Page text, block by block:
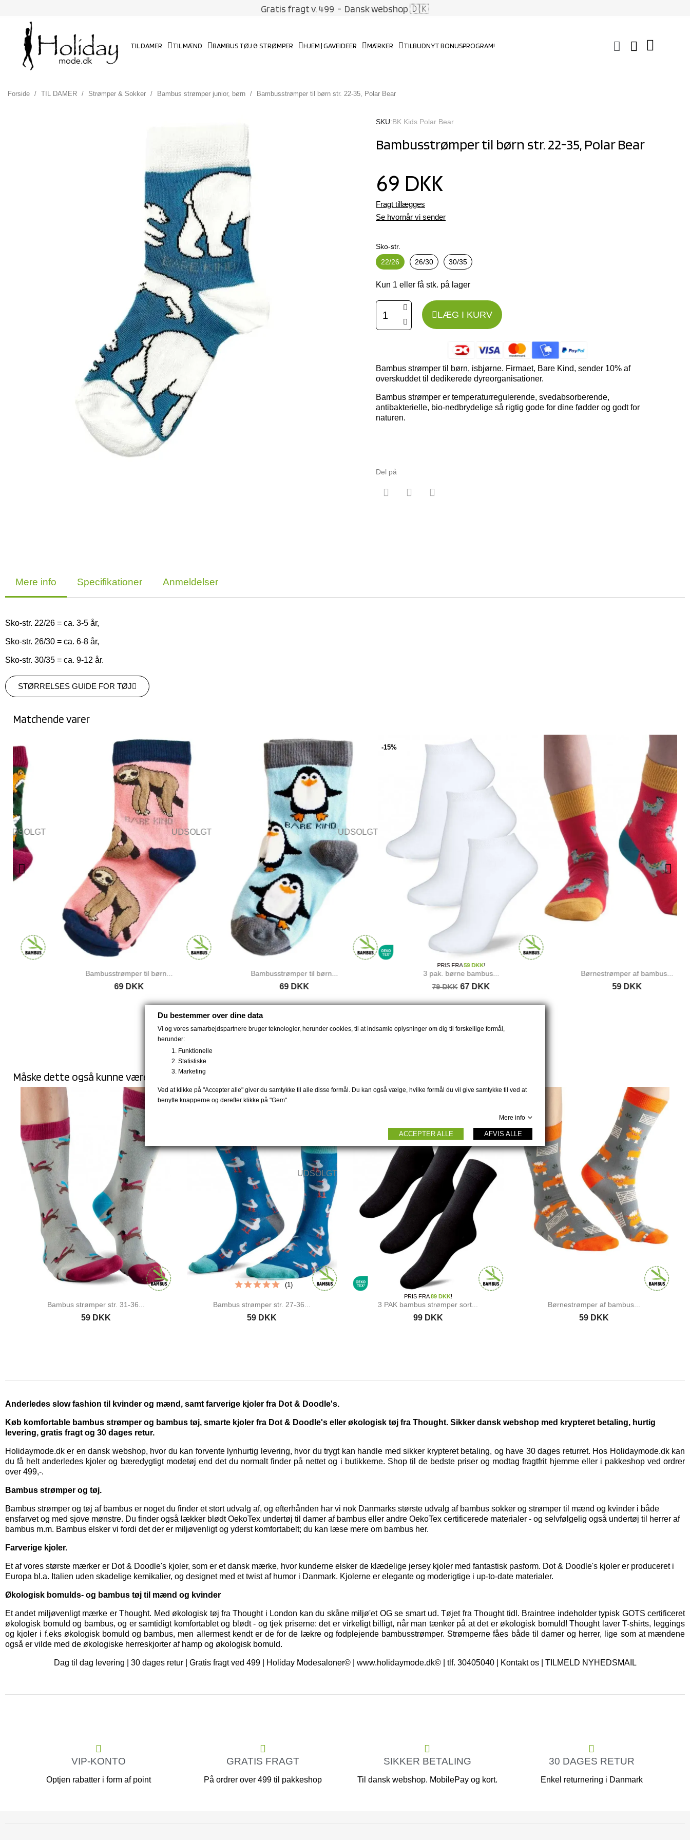
Gratis fragt v. 499 - Dansk webshop 🇩🇰
TIL DAMER TIL MÆND BAMBUS TØJ & STRØMPER HJEM | GAVEIDEER MÆRKER TILBUDNYT BONUSPROGRAM!
Forside TIL DAMER Strømper & Sokker Bambus strømper junior, børn Bambusstrømper til børn str. 22-35, Polar Bear
SKU BK Kids Polar Bear
Bambusstrømper til børn str. 22-35, Polar Bear
69 DKK
Fragt tillægges
Se hvornår vi sender
Sko-str.
22/26
26/30 30/35
Kun 1 eller få stk. på lager
LÆG I KURV
Bambus strømper til børn, isbjørne. Firmaet, Bare Kind, sender 10% af
overskuddet til dedikerede dyreorganisationer.
Bambus strømper er temperaturregulerende, svedabsorberende,
antibakterielle, bio-nedbrydelige så rigtig gode for dine fødder og godt for
naturen.
Del på
Mere info Specifikationer Anmeldelser
Sko-str. 22/26 = ca. 3-5 år,
Sko-str. 26/30 = ca. 6-8 år,
Sko-str. 30/35 = ca. 9-12 år.
STØRRELSES GUIDE FOR TØJ
Matchende varer
UDSOLGT
Bambusstrømper til børn...
UDSOLGT
Bambusstrømper til børn...
3 pak. børne bambus...
59 DKK !
67 DKK
-15%
Børnestrømper af bambus...
Måske dette også kunne være noget for dig:
Bambus strømper str. 31-36...
59 DKK
UDSOLGT
Bambus strømper str. 27-36...
59 DKK
(1)
3 PAK bambus strømper sort...
PRIS FRA89 DKK!
99 DKK
Børnestrømper af bambus...
59 DKK
Anderledes slow fashion til kvinder og mænd, samt farverige kjoler fra Dot & Doodle's.
Køb komfortable bambus strømper og bambus tøj, smarte kjoler fra Dot & Doodle's eller økologisk tøj fra Thought. Sikker dansk webshop med krypteret betaling, hurtig
levering, gratis fragt og 30 dages retur.
Holidaymode.dk er en dansk webshop, hvor du kan forvente lynhurtig levering, hvor du trygt kan handle med sikker krypteret betaling, og have 30 dages returret. Hos Holidaymode.dk kan
du få helt anderledes kjoler og bæredygtigt modetøj end det du normalt finder på nettet og i butikkerne. Shop til de bedste priser og modtag fragtfrit hjemme eller i pakkeshop ved ordrer
over 499,-.
Bambus strømper og tøj.
Bambus strømper og tøj af bambus er noget du finder et stort udvalg af, og efterhånden har vi nok Danmarks største udvalg af bambus sokker og strømper til mænd og kvinder i både
ensfarvet og med sjove mønstre. Du finder også lækker blødt OekoTex undertøj til damer af bambus eller andre OekoTex certificerede materialer - og selvfølgelig også undertøj til herrer af
bambus m.m. Bambus elsker vi fordi det der er miljøvenligt og yderst komfortabelt; du kan læse mere om bambus her.
Farverige kjoler.
Et af vores største mærker er Dot & Doodle's kjoler, som er et dansk mærke, hvor kunderne elsker de klædelige jersey kjoler med fantastisk pasform. Dot & Doodle's kjoler er produceret i
Europa bl.a. Italien uden skadelige kemikalier, og designet med et twist af humor i Danmark. Kjolerne er elegante og moderigtige i up-to-date materialer.
Økologisk bomulds- og bambus tøj til mænd og kvinder
Et andet miljøvenligt mærke erThought. Med økologisk tøj fra Thought i London kan du skåne miljø'et OG se smart ud. Tøjet fra Thought tidl. Braintree indeholder typisk GOTS certificeret
økologisk bomuld og bambus, og er samtidigt komfortablet og blødt - og tjek priserne: det er virkeligt billigt, når man tænker på at det er økologisk bomuld! Thought laver T-shirts, leggings
og kjoler i f.eks økologisk bomuld og bambus, men allermest kendt er de for de lækre og fodplejende bambusstrømper. Strømperne fåes både til damer og herrer, lige som at mændene
også er vilde med de økologiske herreskjorter af hamp og økologisk bomuld.
Dag til dag levering | 30 dages retur | Gratis fragt ved 499 | Holiday Modesaloner© | www.holidaymode.dk© | tlf. 30405040 | Kontakt os| TILMELD NYHEDSMAIL
VIP-KONTO
Optjen rabatter i form af point
GRATIS FRAGT
På ordrer over 499 til pakkeshop
SIKKER BETALING
Til dansk webshop. MobilePay og kort.
30 DAGES RETUR
Enkel returnering i Danmark
Du bestemmer over dine data
Vi og vores samarbejdspartnere bruger teknologier, herunder cookies, til at indsamle oplysninger om dig til forskellige formål,
herunder:
Funktionelle
Statistiske
Marketing
Ved at klikke på "Accepter alle" giver du samtykke til alle disse formål. Du kan også vælge, hvilke formål du vil give samtykke til ved at
benytte knapperne og derefter klikke på "Gem".
Mere info
ACCEPTER ALLE AFVIS ALLE